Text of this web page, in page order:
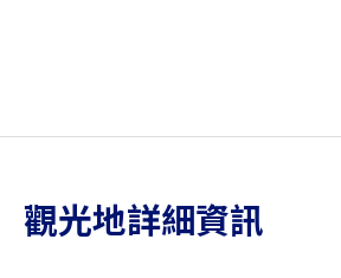
觀光地詳細資訊